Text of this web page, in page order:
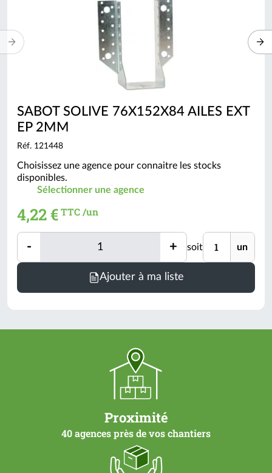
SABOT SOLIVE 76X152X84 AILES EXT
EP 2MM
Réf. 121448
Choisissez une agence pour connaitre les stocks
disponibles.
Sélectionner une agence
4,22 € TTC /un
- Quantité + soit Unité un
Ajouter à ma liste
Minimum
1
Proximité
40 agences près de vos chantiers